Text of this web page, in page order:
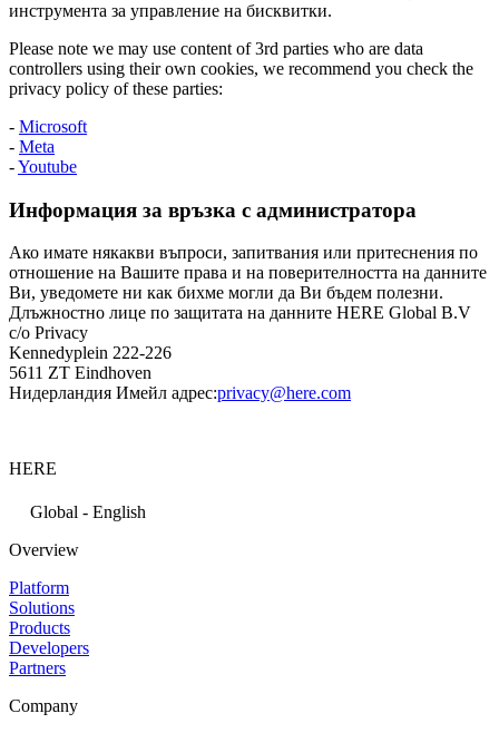
инструмента за управление на бисквитки.
Please note we may use content of 3rd parties who are data
controllers using their own cookies, we recommend you check the
privacy policy of these parties:
- Microsoft
- Meta
-Youtube
Информация за връзка с администратора
Ако имате някакви въпроси, запитвания или притеснения по
отношение на Вашите права и на поверителността на данните
Ви, уведомете ни как бихме могли да Ви бъдем полезни.
Длъжностно лице по защитата на данните HERE Global B.V
c/o Privacy
Kennedyplein 222-226
5611 ZT Eindhoven
Нидерландия Имейл адрес:privacy@here.com
HERE
Global - English
Overview
Platform
Solutions
Products
Developers
Partners
Company